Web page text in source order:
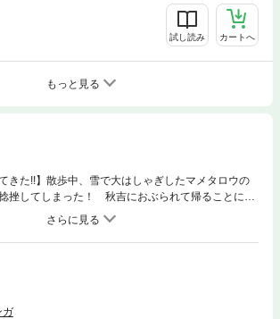
試し読み カートへ
もっと見る
きた!!】散歩中、雪で大はしゃぎしたマメタロウの
挫してしまった！ 秋吉におぶられて帰ることにな
吉を紹介するのだが…なぜか2人の関係はぎこちな
の原因を作ったマメタロウは、激しく自粛モード
のほんわかラブストーリー・第3巻。
ガ